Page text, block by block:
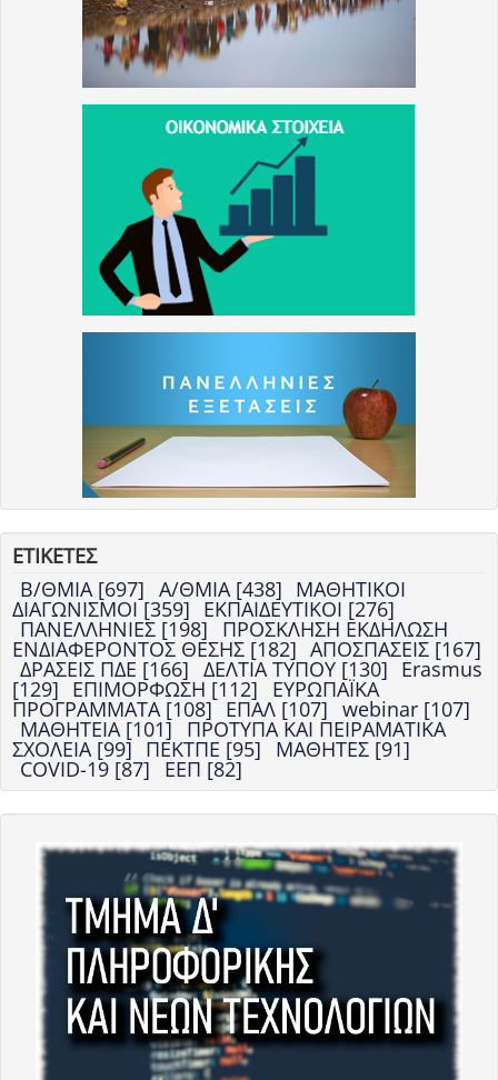
ΕΤΙΚΕΤΕΣ
Β/ΘΜΙΑ [697] Α/ΘΜΙΑ [438] ΜΑΘΗΤΙΚΟΙ
ΔΙΑΓΩΝΙΣΜΟΙ [359] ΕΚΠΑΙΔΕΥΤΙΚΟΙ [276]
ΠΑΝΕΛΛΗΝΙΕΣ [198] ΠΡΟΣΚΛΗΣΗ ΕΚΔΗΛΩΣΗ
ΕΝΔΙΑΦΕΡΟΝΤΟΣ ΘΕΣΗΣ [182] ΑΠΟΣΠΑΣΕΙΣ [167]
ΔΡΑΣΕΙΣ ΠΔΕ [166] ΔΕΛΤΙΑ ΤΥΠΟΥ [130] Erasmus
[129] ΕΠΙΜΟΡΦΩΣΗ [112] ΕΥΡΩΠΑΪΚΑ
ΠΡΟΓΡΑΜΜΑΤΑ [108] ΕΠΑΛ [107] webinar [107]
ΜΑΘΗΤΕΙΑ [101] ΠΡΟΤΥΠΑ ΚΑΙ ΠΕΙΡΑΜΑΤΙΚΑ
ΣΧΟΛΕΙΑ [99] ΠΕΚΤΠΕ [95] ΜΑΘΗΤΕΣ [91]
COVID-19 [87] ΕΕΠ [82]